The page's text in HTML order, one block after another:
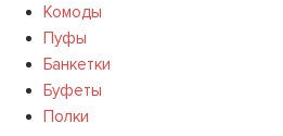
Комоды
Пуфы
Банкетки
Буфеты
Полки